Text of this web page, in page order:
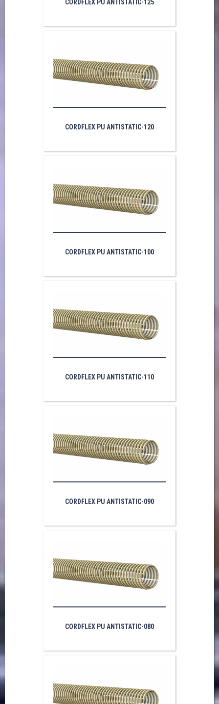
CORDFLEX PU ANTISTATIC-125
CORDFLEX PU ANTISTATIC-120
CORDFLEX PU ANTISTATIC-100
CORDFLEX PU ANTISTATIC-110
CORDFLEX PU ANTISTATIC-090
CORDFLEX PU ANTISTATIC-080